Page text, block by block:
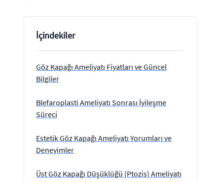
İçindekiler
Göz Kapağı Ameliyatı Fiyatları ve Güncel
Bilgiler
Blefaroplasti Ameliyatı Sonrası İyileşme
Süreci
Estetik Göz Kapağı Ameliyatı Yorumları ve
Deneyimler
Üst Göz Kapağı Düşüklüğü (Ptozis) Ameliyatı